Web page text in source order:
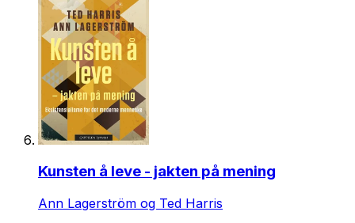
Kunsten å leve - jakten på mening
Ann Lagerström og Ted Harris